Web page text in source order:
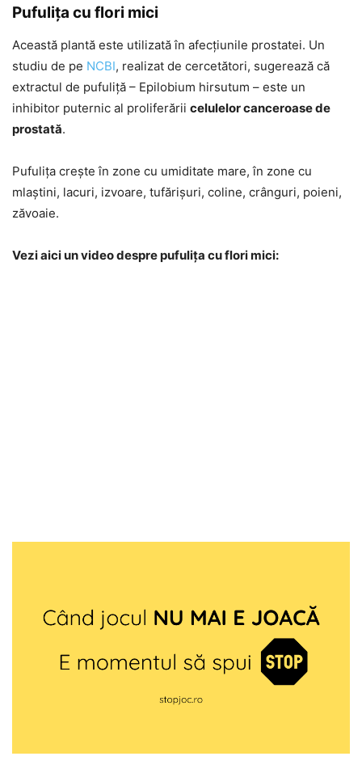
Pufulița cu flori mici
Această plantă este utilizată în afecțiunile prostatei. Un
studiu de pe NCBI, realizat de cercetători, sugerează că
extractul de pufuliță – Epilobium hirsutum – este un
inhibitor puternic al proliferării celulelor canceroase de
prostată.
Pufulița crește în zone cu umiditate mare, în zone cu
mlaștini, lacuri, izvoare, tufărișuri, coline, crânguri, poieni,
zăvoaie.
Vezi aici un video despre pufulița cu flori mici: